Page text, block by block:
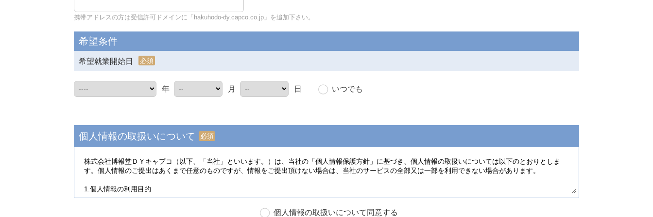
携帯アドレスの方は受信許可ドメインに「hakuhodo-dy.capco.co.jp」を追加下さい。
希望条件
希望就業開始日 必須
年 月 日 いつでも
個人情報の取扱いについて 必須
個人情報の取扱いについて同意する